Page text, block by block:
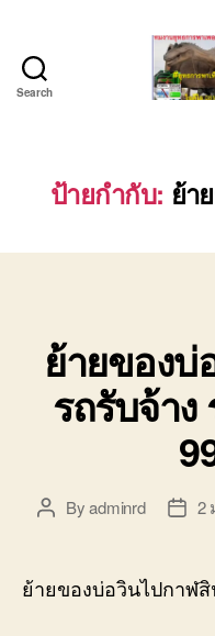
Search
ป้ายกำกับ: ย้า
ย้ายของ
รถรับจ้าง
PostByadminrd
Post
2
ย้ายของบ่อวินไปกาฬ